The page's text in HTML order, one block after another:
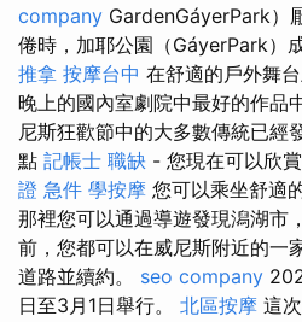
company GardenGáyerPark）
倦時，加耶公園（GáyerPark）
推拿 按摩台中 在舒適的戶外舞
晚上的國內室劇院中最好的作品
尼斯狂歡節中的大多數傳統已經
點 記帳士 職缺 - 您現在可以欣
證 急件 學按摩 您可以乘坐舒適
那裡您可以通過導遊發現潟湖市
前，您都可以在威尼斯附近的一
道路並續約。 seo company
日至3月1日舉行。 北區按摩 這